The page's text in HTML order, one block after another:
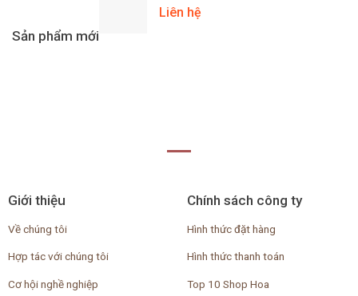
Sản phẩm mới
Liên hệ
Giới thiệu
Về chúng tôi
Hợp tác với chúng tôi
Cơ hội nghề nghiệp
Chính sách công ty
Hình thức đặt hàng
Hình thức thanh toán
Top 10 Shop Hoa